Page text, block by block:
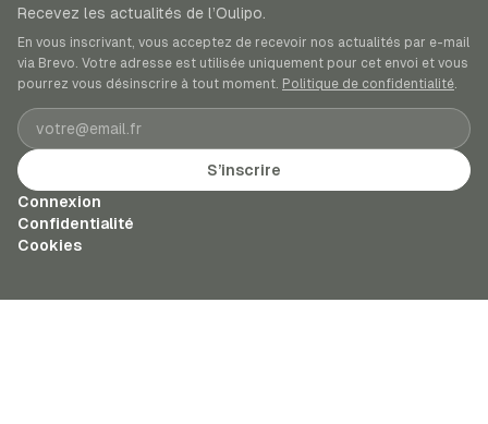
Recevez les actualités de l’Oulipo.
En vous inscrivant, vous acceptez de recevoir nos actualités par e-mail
via Brevo. Votre adresse est utilisée uniquement pour cet envoi et vous
pourrez vous désinscrire à tout moment. Politique de confidentialité.
Adresse e-mail
S’inscrire
Connexion
Confidentialité
Cookies